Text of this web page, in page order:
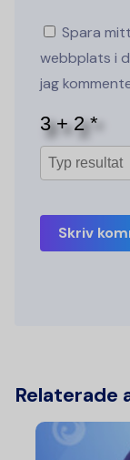
Spara
webbplats i
jag
Skriv
Relaterade